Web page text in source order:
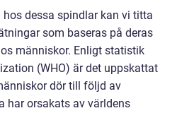
dessa spindlar kan vi titta
som baseras på deras
människor. Enligt statistik
(WHO) är det uppskattat
dör till följd av
har orsakats av världens